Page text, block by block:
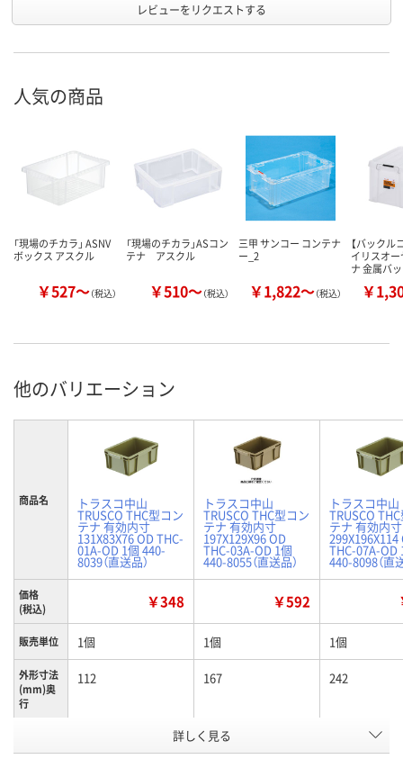
レビューをリクエストする
人気の商品
「現場のチカラ」 ASNV
ボックス アスクル
￥527～（税込）
「現場のチカラ」ASコン
テナ アスクル
￥510～（税込）
三甲 サンコー コンテナ
ー_2
￥1,822～（税込）
【バックル
イリスオ
ナ 金属バ
￥
他のバリエーション
商品名 トラスコ中山
TRUSCO THC型コン
テナ 有効内寸
131X83X76 OD THC-
01A-OD 1個 440-
8039（直送品）
トラスコ中山
TRUSCO THC型コン
テナ 有効内寸
197X129X96 OD
THC-03A-OD 1個
440-8055（直送品）
トラスコ中山
TRUSCO
テナ 有効内寸
299X196X114
THC-07A-OD
440-8098（直
価格
(税込)
￥348 ￥592
販売単位 1個 1個 1個
外形寸法
(mm)奥
行
112 167 242
96
詳しく見る